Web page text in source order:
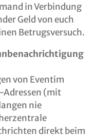
in Verbindung
Geld von euch
Betrugsversuch.
von Eventim
(mit
nie
direkt beim